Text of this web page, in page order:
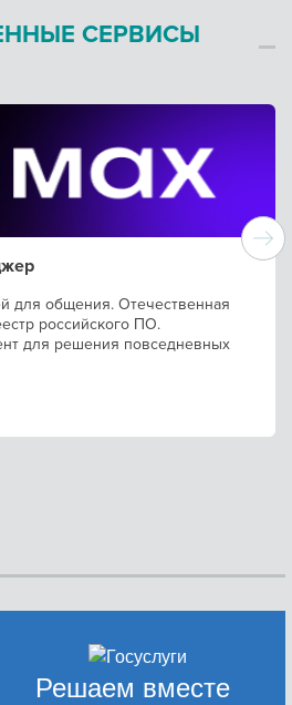
СЕРВИСЫ
для общения. Отечественная
российского ПО.
для решения повседневных
Решаем вместе